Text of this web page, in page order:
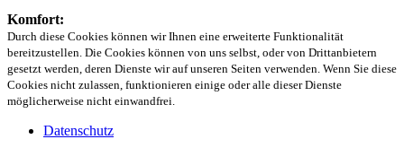
Komfort:
Durch diese Cookies können wir Ihnen eine erweiterte Funktionalität
bereitzustellen. Die Cookies können von uns selbst, oder von Drittanbietern
gesetzt werden, deren Dienste wir auf unseren Seiten verwenden. Wenn Sie diese
Cookies nicht zulassen, funktionieren einige oder alle dieser Dienste
möglicherweise nicht einwandfrei.
Datenschutz